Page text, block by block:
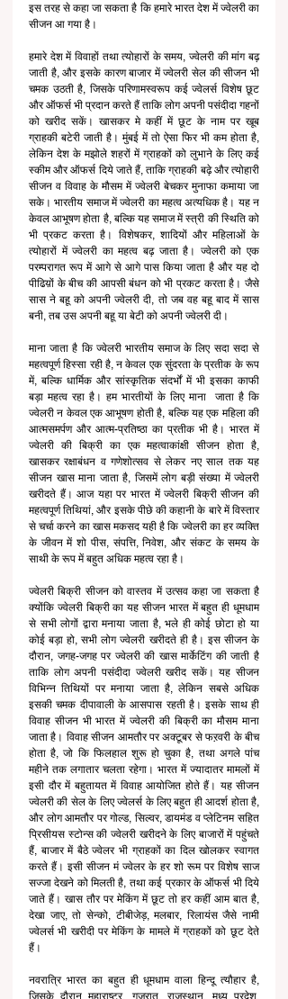
इस तरह से कहा जा सकता है कि हमारे भारत देश में ज्वेलरी का
सीजन आ गया है।
हमारे देश में विवाहों तथा त्योहारों के समय, ज्वेलरी की मांग बढ़
जाती है, और इसके कारण बाजार में ज्वेलरी सेल की सीजन भी
चमक उठती है, जिसके परिणामस्वरूप कई ज्वेलर्स विशेष छूट
और ऑफर्स भी प्रदान करते हैं ताकि लोग अपनी पसंदीदा गहनों
को खरीद सकें। खासकर मे कहीं में छूट के नाम पर खूब
ग्राहकी बटेरी जाती है। मुंबई में तो ऐसा फिर भी कम होता है,
लेकिन देश के मझोले शहरों में ग्राहकों को लुभाने के लिए कई
स्कीम और ऑफर्स दिये जाते हैं, ताकि ग्राहकी बढ़े और त्योहारी
सीजन व विवाह के मौसम में ज्वेलरी बेचकर मुनाफा कमाया जा
सके। भारतीय समाज में ज्वेलरी का महत्व अत्यधिक है। यह न
केवल आभूषण होता है, बल्कि यह समाज में स्त्री की स्थिति को
भी प्रकट करता है। विशेषकर, शादियों और महिलाओं के
त्योहारों में ज्वेलरी का महत्व बढ़ जाता है। ज्वेलरी को एक
परम्परागत रूप में आगे से आगे पास किया जाता है और यह दो
पीढिय़ों के बीच की आपसी बंधन को भी प्रकट करता है। जैसे
सास ने बहू को अपनी ज्वेलरी दी, तो जब वह बहू बाद में सास
बनी, तब उस अपनी बहू या बेटी को अपनी ज्वेलरी दी।
माना जाता है कि ज्वेलरी भारतीय समाज के लिए सदा सदा से
महत्वपूर्ण हिस्सा रही है, न केवल एक सुंदरता के प्रतीक के रूप
में, बल्कि धार्मिक और सांस्कृतिक संदर्भों में भी इसका काफी
बड़ा महत्व रहा है। हम भारतीयों के लिए माना  जाता है कि
ज्वेलरी न केवल एक आभूषण होती है, बल्कि यह एक महिला की
आत्मसमर्पण और आत्म-प्रतिष्ठा का प्रतीक भी है। भारत में
ज्वेलरी की बिक्री का एक महत्वाकांक्षी सीजन होता है,
खासकर रक्षाबंधन व गणेशोत्सव से लेकर नए साल तक यह
सीजन खास माना जाता है, जिसमें लोग बड़ी संख्या में ज्वेलरी
खरीदते हैं। आज यहा पर भारत में ज्वेलरी बिक्री सीजन की
महत्वपूर्ण तिथियां, और इसके पीछे की कहानी के बारे में विस्तार
से चर्चा करने का खास मकसद यही है कि ज्वेलरी का हर व्यक्ति
के जीवन में शो पीस, संपत्ति, निवेश, और संकट के समय के
साथी के रूप में बहुत अधिक महत्व रहा है।
ज्वेलरी बिक्री सीजन को वास्तव में उत्सव कहा जा सकता है
क्योंकि ज्वेलरी बिक्री का यह सीजन भारत में बहुत ही धूमधाम
से सभी लोगों द्वारा मनाया जाता है, भले ही कोई छोटा हो या
कोई बड़ा हो, सभी लोग ज्वेलरी खरीदते ही है। इस सीजन के
दौरान, जगह-जगह पर ज्वेलरी की खास मार्केटिंग की जाती है
ताकि लोग अपनी पसंदीदा ज्वेलरी खरीद सकें। यह सीजन
विभिन्न तिथियों पर मनाया जाता है, लेकिन सबसे अधिक
इसकी चमक दीपावाली के आसपास रहती है। इसके साथ ही
विवाह सीजन भी भारत में ज्वेलरी की बिक्री का मौसम माना
जाता है। विवाह सीजन आमतौर पर अक्टूबर से फऱवरी के बीच
होता है, जो कि फिलहाल शुरू हो चुका है, तथा अगले पांच
महीने तक लगातार चलता रहेगा। भारत में ज्यादातर मामलों में
इसी दौर में बहुतायत में विवाह आयोजित होते हैं। यह सीजन
ज्वेलरी की सेल के लिए ज्वेलर्स के लिए बहुत ही आदर्श होता है,
और लोग आमतौर पर गोल्ड, सिल्वर, डायमंड व प्लेटिनम सहित
प्रिसीयस स्टोन्स की ज्वेलरी खरीदने के लिए बाजारों में पहुंचते
हैं, बाजार में बैठे ज्वेलर भी ग्राहकों का दिल खोलकर स्वागत
करते हैं। इसी सीजन मं ज्वेलर के हर शो रूम पर विशेष साज
सज्जा देखने को मिलती है, तथा कई प्रकार के ऑफर्स भी दिये
जाते हैं। खास तौर पर मेकिंग में छूट तो हर कहीं आम बात है,
देखा जाए, तो सेन्को, टीबीजेड़, मलबार, रिलायंस जैसे नामी
ज्वेलर्स भी खरीदी पर मेकिंग के मामले में ग्राहकों को छूट देते
हैं।
नवरात्रि भारत का बहुत ही धूमधाम वाला हिन्दू त्यौहार है,
जिसके दौरान महाराष्ट्र, गुजरात, राजस्थान, मध्य प्रदेश,